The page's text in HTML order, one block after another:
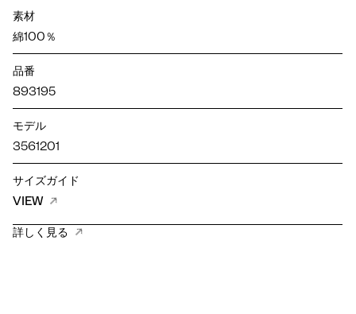
素材
綿100％
品番
893195
モデル
3561201
サイズガイド
VIEW
詳しく見る